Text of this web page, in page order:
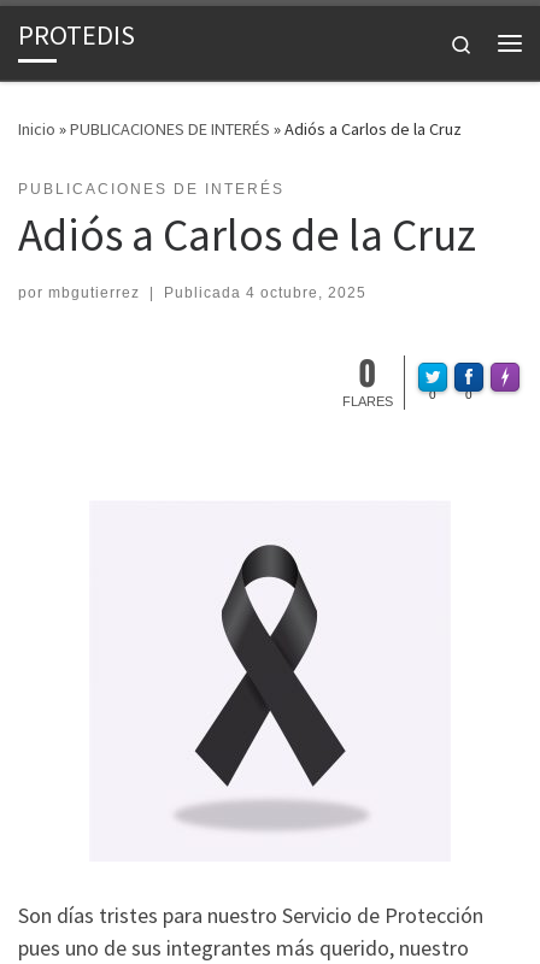
Saltar al contenido
PROTEDIS
Search
Inicio »PUBLICACIONES DE INTERÉS »Adiós a Carlos de la Cruz
PUBLICACIONES DE INTERÉS
Adiós a Carlos de la Cruz
por mbgutierrez | Publicada 4 octubre, 2025
0
FLARES 0 0
Made
Son días tristes para nuestro Servicio de Protección
pues uno de sus integrantes más querido, nuestro